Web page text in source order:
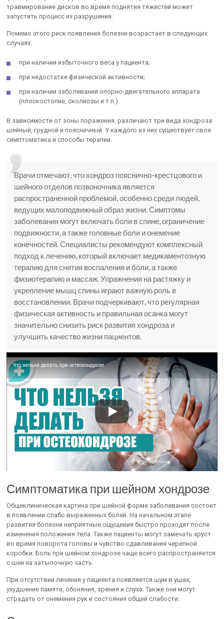
травмирование дисков во время поднятия тяжестей может
запустить процесс их разрушения.
Помимо этого риск появления болезни возрастает в следующих
случаях:
при наличии избыточного веса у пациента;
при недостатке физической активности;
при наличии заболеваний опорно-двигательного аппарата
(плоскостопие, сколиозы и т.п.).
В зависимости от зоны поражения, различают три вида хондроза:
шейный, грудной и поясничный. У каждого из них существует своя
симптоматика и способы терапии.
Врачи отмечают, что хондроз пояснично-крестцового и
шейного отделов позвоночника является
распространенной проблемой, особенно среди людей,
ведущих малоподвижный образ жизни. Симптомы
заболевания могут включать боли в спине, ограничение
подвижности, а также головные боли и онемение
конечностей. Специалисты рекомендуют комплексный
подход к лечению, который включает медикаментозную
терапию для снятия воспаления и боли, а также
физиотерапию и массаж. Упражнения на растяжку и
укрепление мышц спины играют важную роль в
восстановлении. Врачи подчеркивают, что регулярная
физическая активность и правильная осанка могут
значительно снизить риск развития хондроза и
улучшить качество жизни пациентов.
Что нельзя делать при остеохондрозе
Симптоматика при шейном хондрозе
Общеклиническая картина при шейной форме заболевания состоит
в появлении слабо выраженных болей. На начальном этапе
развития болезни неприятные ощущения быстро проходят после
изменения положения тела. Также пациенты могут замечать хруст
во время поворота головы и чувство сдавливания черепной
коробки. Боль при шейном хондрозе чаще всего распространяется
с шеи на затылочную часть.
При отсутствии лечения у пациента появляется шум в ушах,
ухудшение памяти, обоняния, зрения и слуха. Также они могут
страдать от онемения рук и состояния общей слабости.